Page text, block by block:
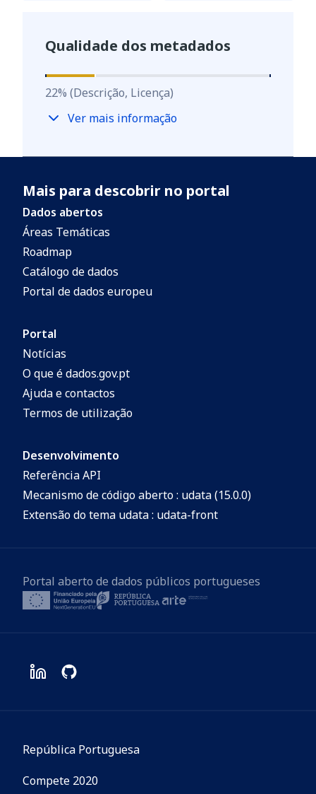
Qualidade dos metadados
22%
22% (Descrição, Licença)
Ver mais informação
Mais para descobrir no portal
Dados abertos
Áreas Temáticas
Roadmap
Catálogo de dados
Portal de dados europeu
Portal
Notícias
O que é dados.gov.pt
Ajuda e contactos
Termos de utilização
Desenvolvimento
Referência API
Mecanismo de código aberto : udata (15.0.0)
Extensão do tema udata : udata-front
Portal aberto de dados públicos portugueses
República Portuguesa
Compete 2020